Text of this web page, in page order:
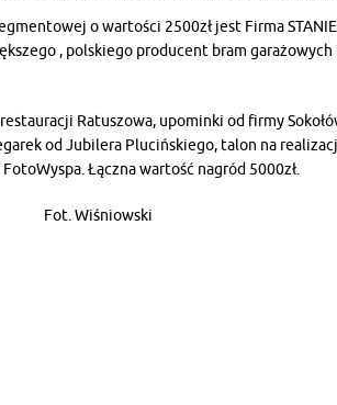
o wartości 2500zł jest Firma
, polskiego producent bram
Ratuszowa, upominki od firmy
od Jubilera Plucińskiego, talon na
Łączna wartość nagród 5000zł.
Fot. Wiśniowski